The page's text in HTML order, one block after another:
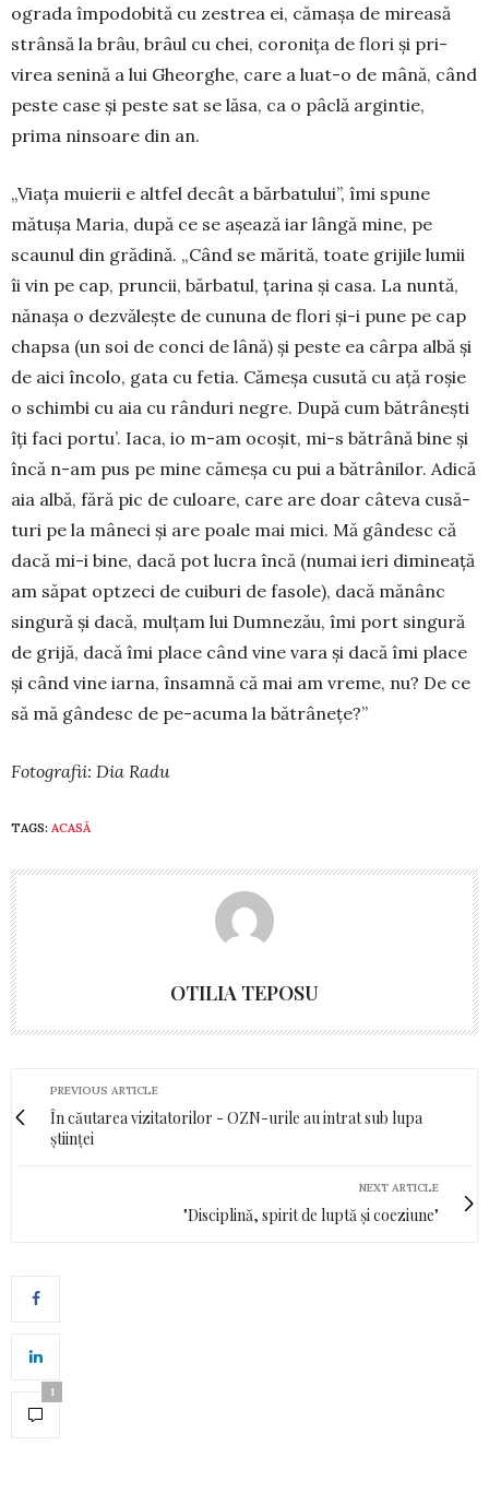
ograda împodobită cu zestrea ei, cămașa de mireasă
strânsă la brâu, brâul cu chei, coronița de flori și pri­
virea senină a lui Gheorghe, care a luat-o de mână, când
peste case și peste sat se lăsa, ca o pâclă argintie,
prima ninsoare din an.
„Viața muierii e altfel decât a bărbatului”, îmi spu­ne
mătușa Maria, după ce se așează iar lângă mine, pe
scaunul din grădină. „Când se mărită, toate grijile lumii
îi vin pe cap, pruncii, bărbatul, țarina și casa. La nuntă,
nă­na­șa o dezvălește de cununa de flori și-i pune pe cap
chapsa (un soi de conci de lână) și peste ea cârpa albă și
de aici încolo, gata cu fetia. Cămeșa cu­sută cu ață roșie
o schimbi cu aia cu rânduri negre. După cum bătrânești
îți faci portu’. Iaca, io m-am oco­șit, mi-s bătrână bine și
încă n-am pus pe mine căme­șa cu pui a bătrânilor. Adică
aia albă, fără pic de cu­loa­re, care are doar câteva cu­să­
turi pe la mâneci și are poale mai mici. Mă gândesc că
dacă mi-i bine, dacă pot lucra încă (nu­mai ieri dimi­nea­ță
am să­pat optzeci de cuiburi de fasole), dacă mă­nânc
singură și dacă, mul­țam lui Dum­nezău, îmi port sin­gură
de grijă, dacă îmi place când vine vara și da­că îmi place
și când vine iarna, în­samnă că mai am vreme, nu? De ce
să mă gân­­desc de pe-acu­ma la bătrânețe?”
Fotografii: Dia Radu
TAGS: ACASĂ
OTILIA TEPOSU
PREVIOUS ARTICLE
În căutarea vizitatorilor - OZN-urile au intrat sub lupa
științei
NEXT ARTICLE
"Disciplină, spirit de luptă și coeziune"
1